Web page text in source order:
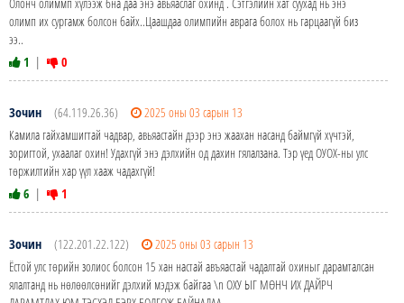
олимп их сургамж болсон байх..Цаашдаа олимпийн аврага болох нь гарцаагүй биз
ээ..
1 | 0
Зочин (64.119.26.36)
2025 оны 03 сарын 13
Камила гайхамшигтай чадвар, авьяастайн дээр энэ жаахан насанд баймгүй хүчтэй,
зоригтой, ухаалаг охин! Удахгүй энэ дэлхийн од дахин гялалзана. Тэр үед ОУОХ-ны улс
төржилтийн хар үүл хааж чадахгүй!
6 | 1
Зочин (122.201.22.122)
2025 оны 03 сарын 13
Ёстой улс төрийн золиос болсон 15 хан настай авъяастай чадалтай охиныг дарамталсан
ялалтанд нь нөлөөлсөнийг дэлхий мэдэж байгаа \n ОХУ ЫГ МӨНЧ ИХ ДАЙРЧ